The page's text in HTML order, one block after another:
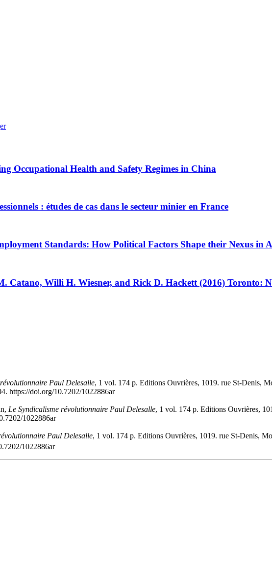
Occupational Health and Safety Regimes in China
: études de cas dans le secteur minier en France
Standards: How Political Factors Shape their Nexus in
Catano, Willi H. Wiesner, and Rick D. Hackett (2016) Toronto:
Paul Delesalle, 1 vol. 174 p. Editions Ouvrières, 1019. rue St-Denis,
https://doi.org/10.7202/1022886ar
Le Syndicalisme révolutionnaire Paul Delesalle, 1 vol. 174 p. Editions Ouvrières,
1022886ar
Paul Delesalle, 1 vol. 174 p. Editions Ouvrières, 1019. rue St-Denis,
1022886ar